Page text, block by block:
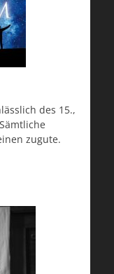
des 15.,
zugute.